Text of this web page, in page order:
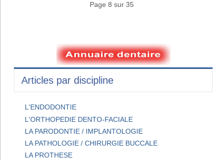
Page 8 sur 35
Articles par discipline
L'ENDODONTIE
L'ORTHOPEDIE DENTO-FACIALE
LA PARODONTIE / IMPLANTOLOGIE
LA PATHOLOGIE / CHIRURGIE BUCCALE
LA PROTHESE